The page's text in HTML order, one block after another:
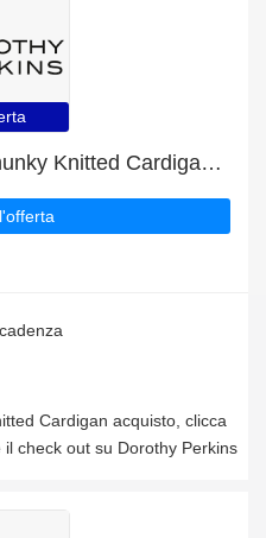
Extra 4€ di sconto su Chunky Knitted Cardigan acquisto
Cardigan acquisto, clicca
check out su Dorothy Perkins